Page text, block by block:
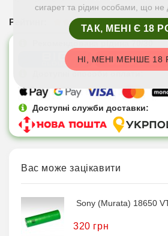
Рейтинг:
Доступні способи оплати:
Доступні служби доставки:
Вас може зацікавити
Sony (Murata) 18650
320 грн
сигарет та рідин особами, що не
ТАК, МЕНІ Є 18
НІ, МЕНІ МЕНШЕ 18